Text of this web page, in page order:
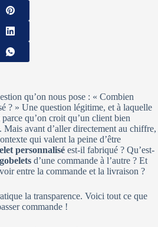
qu’on nous pose : « Combien
? » Une question légitime, et à laquelle
qu’on croit qu’un client bien
avant d’aller directement au chiffre,
qui valent la peine d’être
personnalisé est-il fabriqué ? Qu’est-
d’une commande à l’autre ? Et
entre la commande et la livraison ?
la transparence. Voici tout ce que
commande !